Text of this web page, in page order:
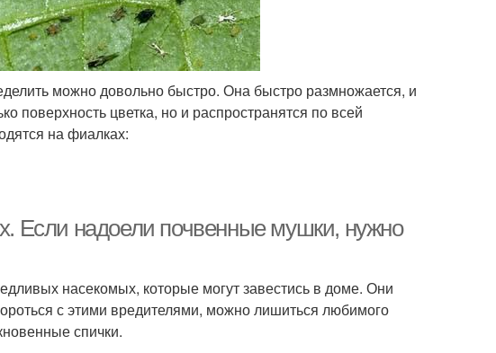
можно довольно быстро. Она быстро размножается, и
поверхность цветка, но и распространятся по всей
на фиалках:
Если надоели почвенные мушки, нужно
насекомых, которые могут завестись в доме. Они
с этими вредителями, можно лишиться любимого
спички.